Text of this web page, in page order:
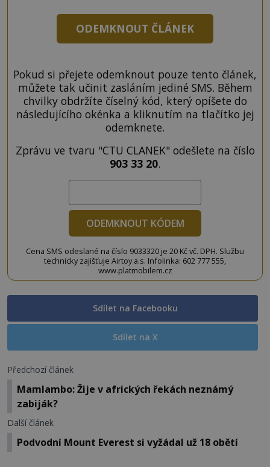
ODEMKNOUT ČLÁNEK
Pokud si přejete odemknout pouze tento článek,
můžete tak učinit zasláním jediné SMS. Během
chvilky obdržíte číselný kód, který opíšete do
následujícího okénka a kliknutím na tlačítko jej
odemknete.
Zprávu ve tvaru "CTU CLANEK" odešlete na číslo
903 33 20.
ODEMKNOUT KÓDEM
Cena SMS odeslané na číslo 9033320 je 20 Kč vč. DPH. Službu
technicky zajišťuje Airtoy a.s. Infolinka: 602 777 555,
www.platmobilem.cz
Sdílet na Facebooku
Sdílet na X
Předchozí článek
Mamlambo: Žije v afrických řekách neznámý
zabiják?
Další článek
Podvodní Mount Everest si vyžádal už 18 obětí